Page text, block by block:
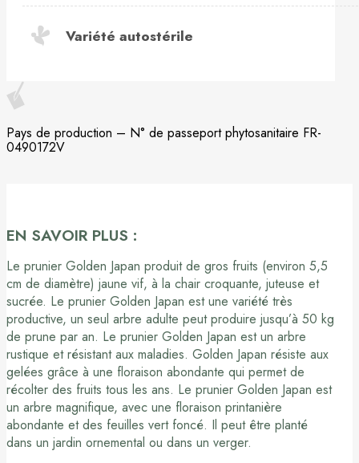
Variété autostérile
Pays de production – N° de passeport phytosanitaire FR-
0490172V
EN SAVOIR PLUS :
Le prunier Golden Japan produit de gros fruits (environ 5,5
cm de diamètre) jaune vif, à la chair croquante, juteuse et
sucrée. Le prunier Golden Japan est une variété très
productive, un seul arbre adulte peut produire jusqu’à 50 kg
de prune par an. Le prunier Golden Japan est un arbre
rustique et résistant aux maladies. Golden Japan résiste aux
gelées grâce à une floraison abondante qui permet de
récolter des fruits tous les ans. Le prunier Golden Japan est
un arbre magnifique, avec une floraison printanière
abondante et des feuilles vert foncé. Il peut être planté
dans un jardin ornemental ou dans un verger.